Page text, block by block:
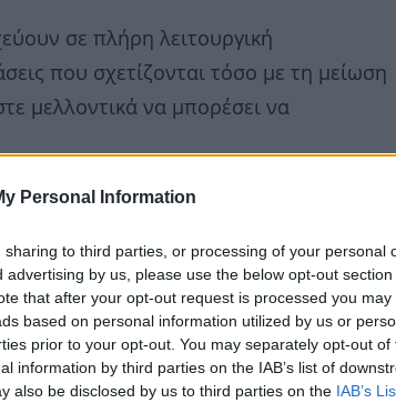
Personal Information
to third parties, or processing of your personal
by us, please use the below opt-out section
that after your opt-out request is processed you may
based on personal information utilized by us or
prior to your opt-out. You may separately opt-out of
information by third parties on the IAB’s list of
also be disclosed by us to third parties on the IAB’s
σε πλήρη λειτουργική
που σχετίζονται τόσο με τη μείωση
μελλοντικά να μπορέσει να